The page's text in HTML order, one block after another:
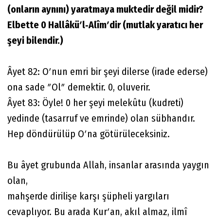
(onların aynını) yaratmaya muktedir değil midir?
Elbette 0 Hallâküʹl‐Alîmʹdir (mutlak yaratıcı her
şeyi bilendir.)
Âyet 82: Oʹnun emri bir şeyi dilerse (irade ederse)
ona sade ʺOlʺ demektir. 0, oluverir.
Âyet 83: Öyle! 0 her şeyi melekûtu (kudreti)
yedinde (tasarruf ve emrinde) olan sübhandır.
Hep döndürülüp Oʹna götürüleceksiniz.
Bu âyet grubunda Allah, insanlar arasında yaygın
olan,
mahşerde dirilişe karşı şüpheli yargıları
cevaplıyor. Bu arada Kurʹan, akıl almaz, ilmî